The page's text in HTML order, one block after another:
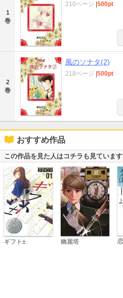
1
巻
210ページ 500pt
2
巻
風のソナタ(2)
218ページ 500pt
おすすめ作品
この作品を見た人はコチラも見ています
ギフト± 幽麗塔